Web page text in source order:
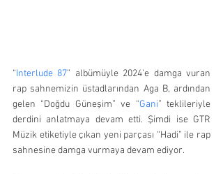
“Interlude 87” albümüyle 2024’e damga vuran
rap sahnemizin üstadlarından Aga B, ardından
gelen “Doğdu Güneşim” ve “Gani” teklileriyle
derdini anlatmaya devam etti. Şimdi ise GTR
Müzik etiketiyle çıkan yeni parçası “Hadi” ile rap
sahnesine damga vurmaya devam ediyor.